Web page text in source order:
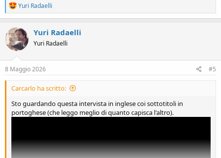
R
e
a
c
t
i
o
n
s
Yuri Radaelli
Yuri Radaelli
Yuri Radaelli
8 Maggio 2026 #5
Carcarlo ha scritto:
Sto guardando questa intervista in inglese coi sottotitoli in
portoghese (che leggo meglio di quanto capisca l'altro).